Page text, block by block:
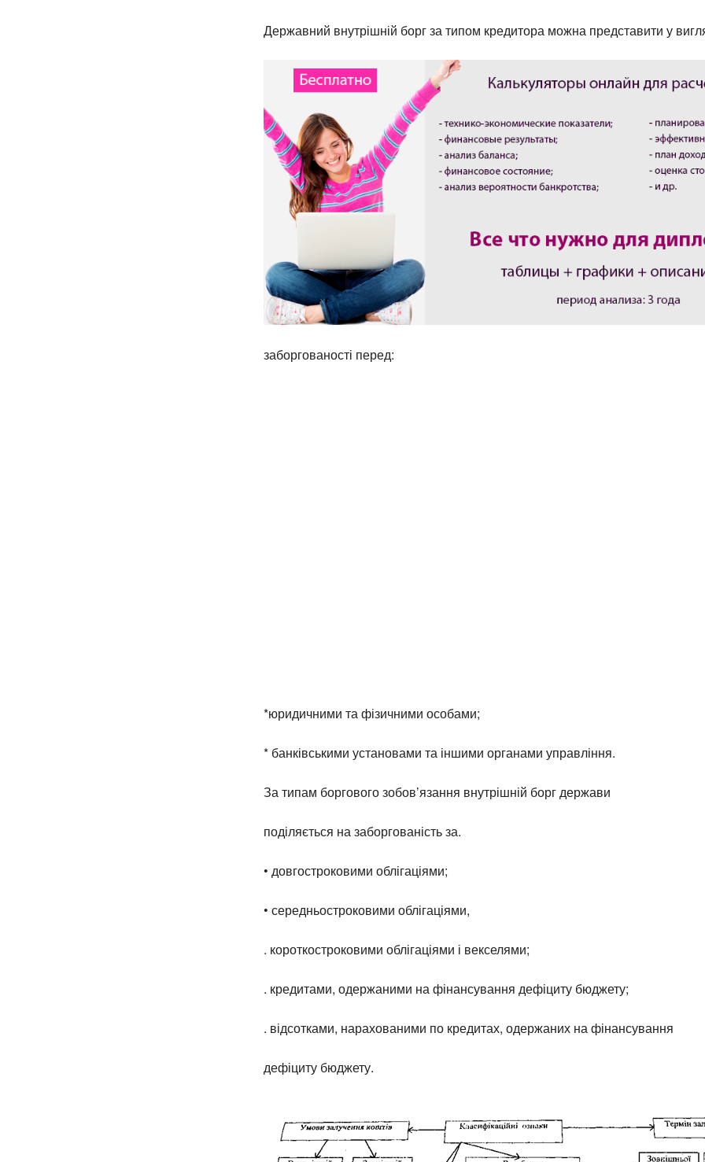
Державний внутрішній борг за типом кредитора можна представити у
заборгованості перед:
*юридичними та фізичними особами;
* банківськими установами та іншими органами управління.
За типам боргового зобов’язання внутрішній борг держави
поділяється на заборгованість за.
• довгостроковими облігаціями;
• середньостроковими облігаціями,
. короткостроковими облігаціями і векселями;
. кредитами, одержаними на фінансування дефіциту бюджету;
. відсотками, нарахованими по кредитах, одержаних на фінансування
дефіциту бюджету.